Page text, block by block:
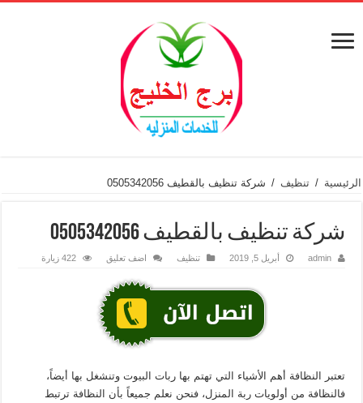
الرئيسية / تنظيف / شركة تنظيف بالقطيف 0505342056
شركة تنظيف بالقطيف 0505342056
admin أبريل 5, 2019 تنظيف اضف تعليق 422 زيارة
تعتبر النظافة أهم الأشياء التي تهتم بها ربات البيوت وتنشغل بها أيضاً،
فالنظافة من أولويات ربة المنزل، فنحن نعلم جميعاً بأن النظافة ترتبط